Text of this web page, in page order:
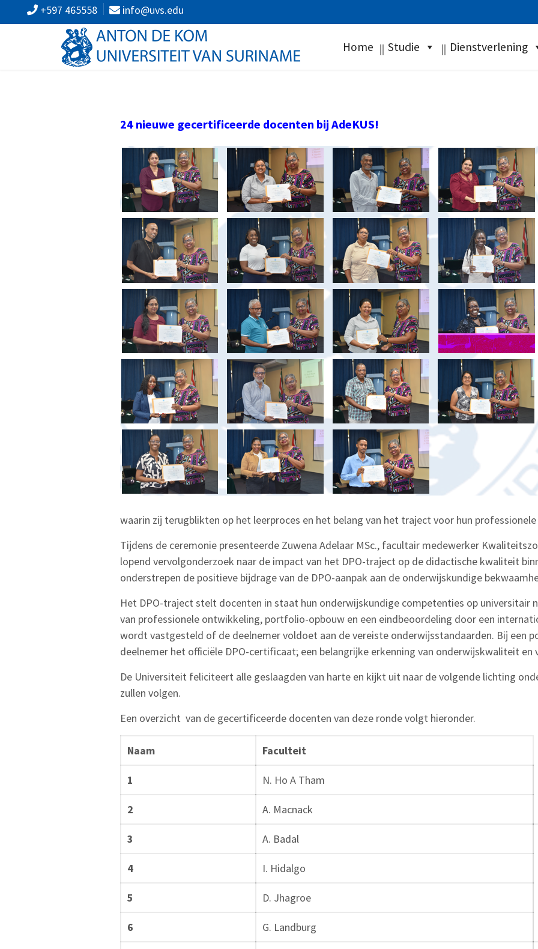
+597 465558 info@uvs.edu
Home Studie Dienstverlening
24nieuwe gecertificeerde docenten bijAdeKUS!
waarin zij terugblikten op het leerproces en het belang van het traject voor hun
Tijdens de ceremonie presenteerde Zuwena Adelaar MSc., facultair medewerker
lopend vervolgonderzoek naar de impact van het DPO-traject op de didactische kwaliteit
onderstrepen de positieve bijdrage van de DPO-aanpak aan de onderwijskundige
Het DPO-traject stelt docenten in staat hun onderwijskundige competenties op universitair
van professionele ontwikkeling, portfolio-opbouw en een eindbeoordeling door een
wordt vastgesteld of de deelnemer voldoet aan de vereiste onderwijsstandaarden. Bij een
deelnemer het officiële DPO-certificaat; een belangrijke erkenning van onderwijskwaliteit en
De Universiteit feliciteert alle geslaagden van harte en kijkt uit naar de volgende lichting
zullen volgen.
Een overzicht van de gecertificeerde docenten van deze ronde volgt hieronder.
Naam Faculteit
1 N. Ho A Tham
2 A. Macnack
3 A. Badal
4 I. Hidalgo
5 D. Jhagroe
6 G. Landburg